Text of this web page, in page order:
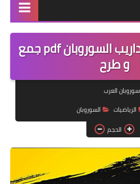
منتجاتنا
دورة سوروبان اونلاين
كراسات البرنامج pdf
كتاب الشامل في السوروبان
مجانا: كراسة تداريب السوروبان pdf جمع
و طرح
سوروبان العرب
الرياضيات
السوروبان
الحجم